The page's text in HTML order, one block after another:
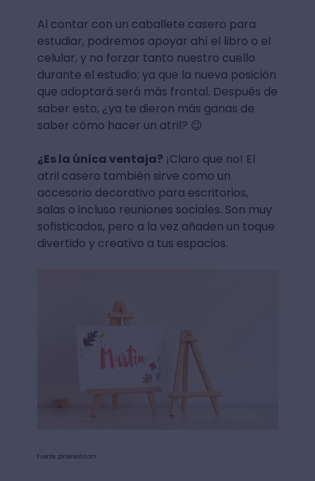
Al contar con un caballete casero para
estudiar, podremos apoyar ahí el libro o el
celular, y no forzar tanto nuestro cuello
durante el estudio; ya que la nueva posición
que adoptará será más frontal. Después de
saber esto, ¿ya te dieron más ganas de
saber cómo hacer un atril? 😉
¿Es la única ventaja?¡Claro que no! El
atril casero también sirve como un
accesorio decorativo para escritorios,
salas o incluso reuniones sociales. Son muy
sofisticados, pero a la vez añaden un toque
divertido y creativo a tus espacios.
Fuente: pinterest.com